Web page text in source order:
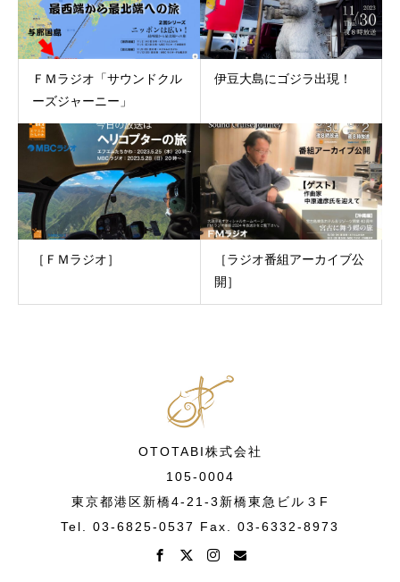
ＦＭラジオ「サウンドクル
ーズジャーニー」
伊豆大島にゴジラ出現！
［ＦＭラジオ］
［ラジオ番組アーカイブ公
開］
OTOTABI株式会社
105-0004
東京都港区新橋4-21-3新橋東急ビル３F
Tel. 03-6825-0537 Fax. 03-6332-8973